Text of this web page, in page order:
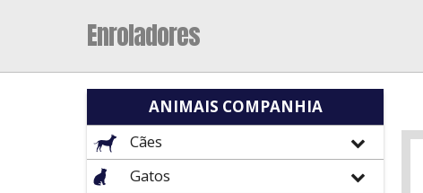
Enroladores
ANIMAIS COMPANHIA
Cães
Gatos